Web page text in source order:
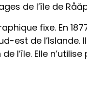
de l’île de
fixe. En
est de
l’île. Elle